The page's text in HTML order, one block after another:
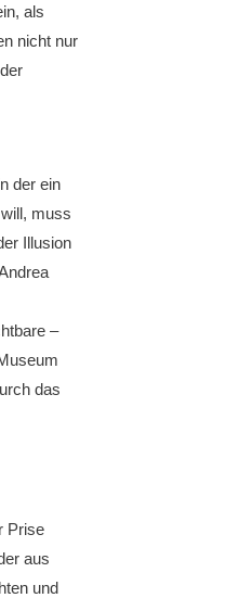
als
nicht nur
der ein
muss
Illusion
–
das
Prise
aus
und